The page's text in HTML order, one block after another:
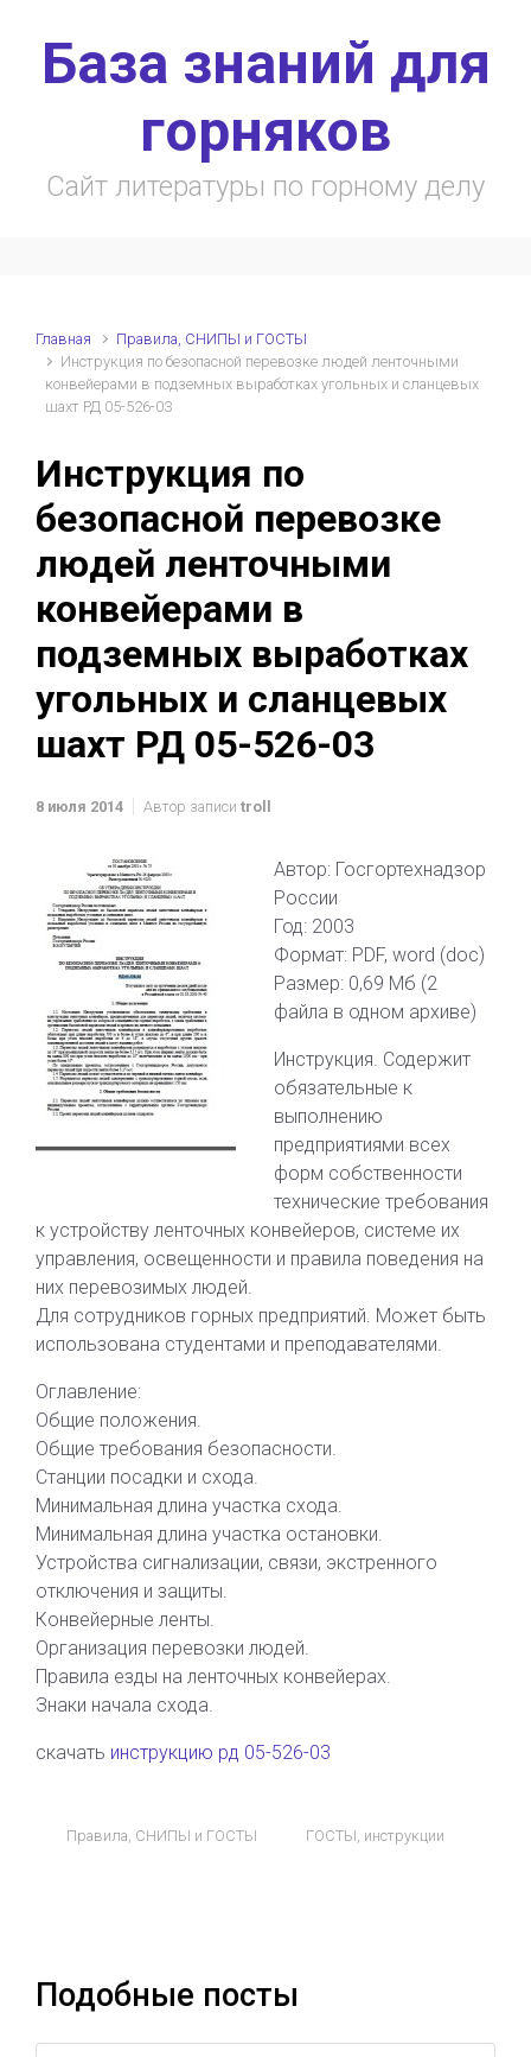
База знаний для
горняков
Сайт литературы по горному делу
Главная
Правила, СНИПЫ и ГОСТЫ
Инструкция по безопасной перевозке людей ленточными
конвейерами в подземных выработках угольных и сланцевых
шахт РД 05-526-03
Инструкция по
безопасной перевозке
людей ленточными
конвейерами в
подземных выработках
угольных и сланцевых
шахт РД 05-526-03
8 июля 2014 Автор записи troll
Автор: Госгортехнадзор
России
Год: 2003
Формат: PDF, word (doc)
Размер: 0,69 Мб (2
файла в одном архиве)
Инструкция. Содержит
обязательные к
выполнению
предприятиями всех
форм собственности
технические требования
к устройству ленточных конвейеров, системе их
управления, освещенности и правила поведения на
них перевозимых людей.
Для сотрудников горных предприятий. Может быть
использована студентами и преподавателями.
Оглавление:
Общие положения.
Общие требования безопасности.
Станции посадки и схода.
Минимальная длина участка схода.
Минимальная длина участка остановки.
Устройства сигнализации, связи, экстренного
отключения и защиты.
Конвейерные ленты.
Организация перевозки людей.
Правила езды на ленточных конвейерах.
Знаки начала схода.
скачать инструкцию рд 05-526-03
Правила, СНИПЫ и ГОСТЫ ГОСТЫ, инструкции
Подобные посты